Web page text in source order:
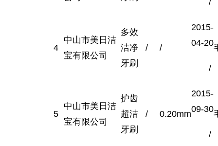
/
4
中山市美日洁
宝有限公司
多效
洁净
牙刷
/ /
2015-
04-20
/
5
中山市美日洁
宝有限公司
护齿
超洁
牙刷
/ 0.20mm
2015-
09-30
/